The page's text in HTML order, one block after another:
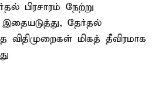
பிரசாரம் நேற்று
தேர்தல்
மிகத் தீவிரமாக